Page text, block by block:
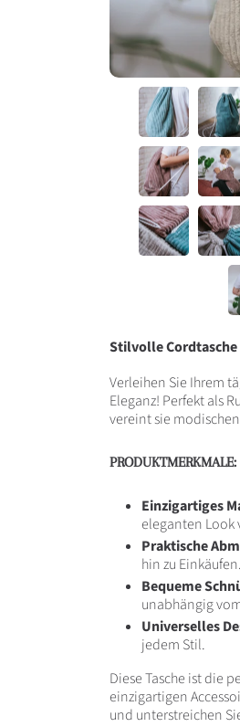
Stilvolle
Verleihen Sie Ihrem
Eleganz! Perfekt als
vereint sie
PRODUKTMERKMALE:
Einzigartiges
eleganten Look
Praktische
hin zu Einkäufen.
Bequeme
unabhängig
Universelles
jedem Stil.
Diese Tasche ist die
einzigartigen
und unterstreichen